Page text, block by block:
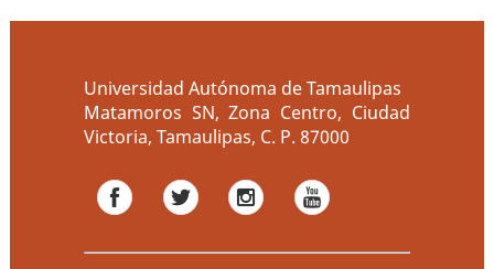
Universidad Autónoma de Tamaulipas
Matamoros SN, Zona Centro, Ciudad
Victoria, Tamaulipas, C. P. 87000